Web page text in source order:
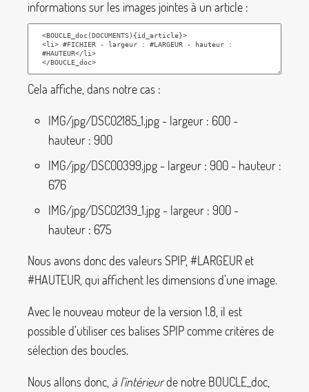
informations sur les images jointes à un article :
Cela affiche, dans notre cas :
IMG/jpg/DSC02185_1.jpg - largeur : 600 -
hauteur : 900
IMG/jpg/DSC00399.jpg - largeur : 900 - hauteur :
676
IMG/jpg/DSC02139_1.jpg - largeur : 900 -
hauteur : 675
Nous avons donc des valeurs SPIP, #LARGEUR et
#HAUTEUR, qui affichent les dimensions d’une image.
Avec le nouveau moteur de la version 1.8, il est
possible d’utiliser ces balises SPIP comme critères de
sélection des boucles.
Nous allons donc, à l’intérieurde notre BOUCLE_doc